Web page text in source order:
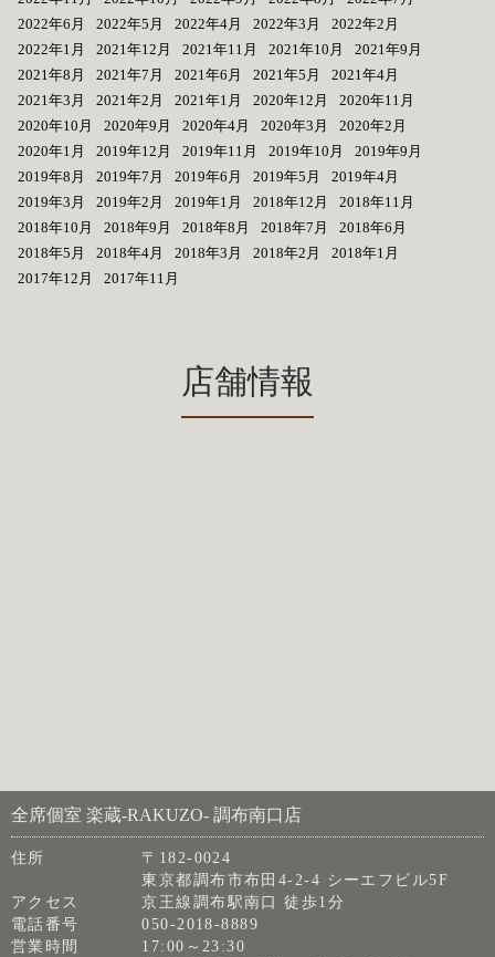
2022年6月
2022年5月 2022年4月 2022年3月
2022年2月
2022年1月
2021年12月 2021年11月 2021年10月
2021年9月
2021年8月
2021年7月 2021年6月 2021年5月
2021年4月
2021年3月
2021年2月 2021年1月 2020年12月
2020年11月
2020年10月
2020年9月 2020年4月 2020年3月
2020年2月
2020年1月
2019年12月 2019年11月 2019年10月
2019年9月
2019年8月
2019年7月 2019年6月 2019年5月
2019年4月
2019年3月
2019年2月 2019年1月 2018年12月
2018年11月
2018年10月
2018年9月 2018年8月 2018年7月
2018年6月
2018年5月
2018年4月 2018年3月 2018年2月
2018年1月
2017年12月
2017年11月
店舗情報
全席個室 楽蔵‐RAKUZO‐ 調布南口店
住所
〒182-0024
東京都調布市布田4-2-4 シーエフビル5F
アクセス
京王線調布駅南口 徒歩1分
電話番号
050-2018-8889
営業時間
17:00～23:30